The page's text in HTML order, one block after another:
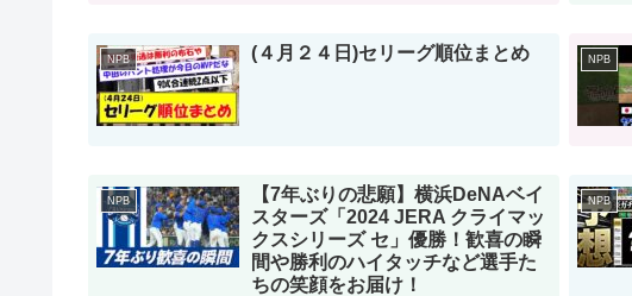
NPB (４月２４日)セリーグ順位まとめ NPB
NPB
【7年ぶりの悲願】横浜DeNAベイ
スターズ「2024 JERA クライマッ
クスシリーズ セ」優勝！歓喜の瞬
間や勝利のハイタッチなど選手た
ちの笑顔をお届け！
NPB